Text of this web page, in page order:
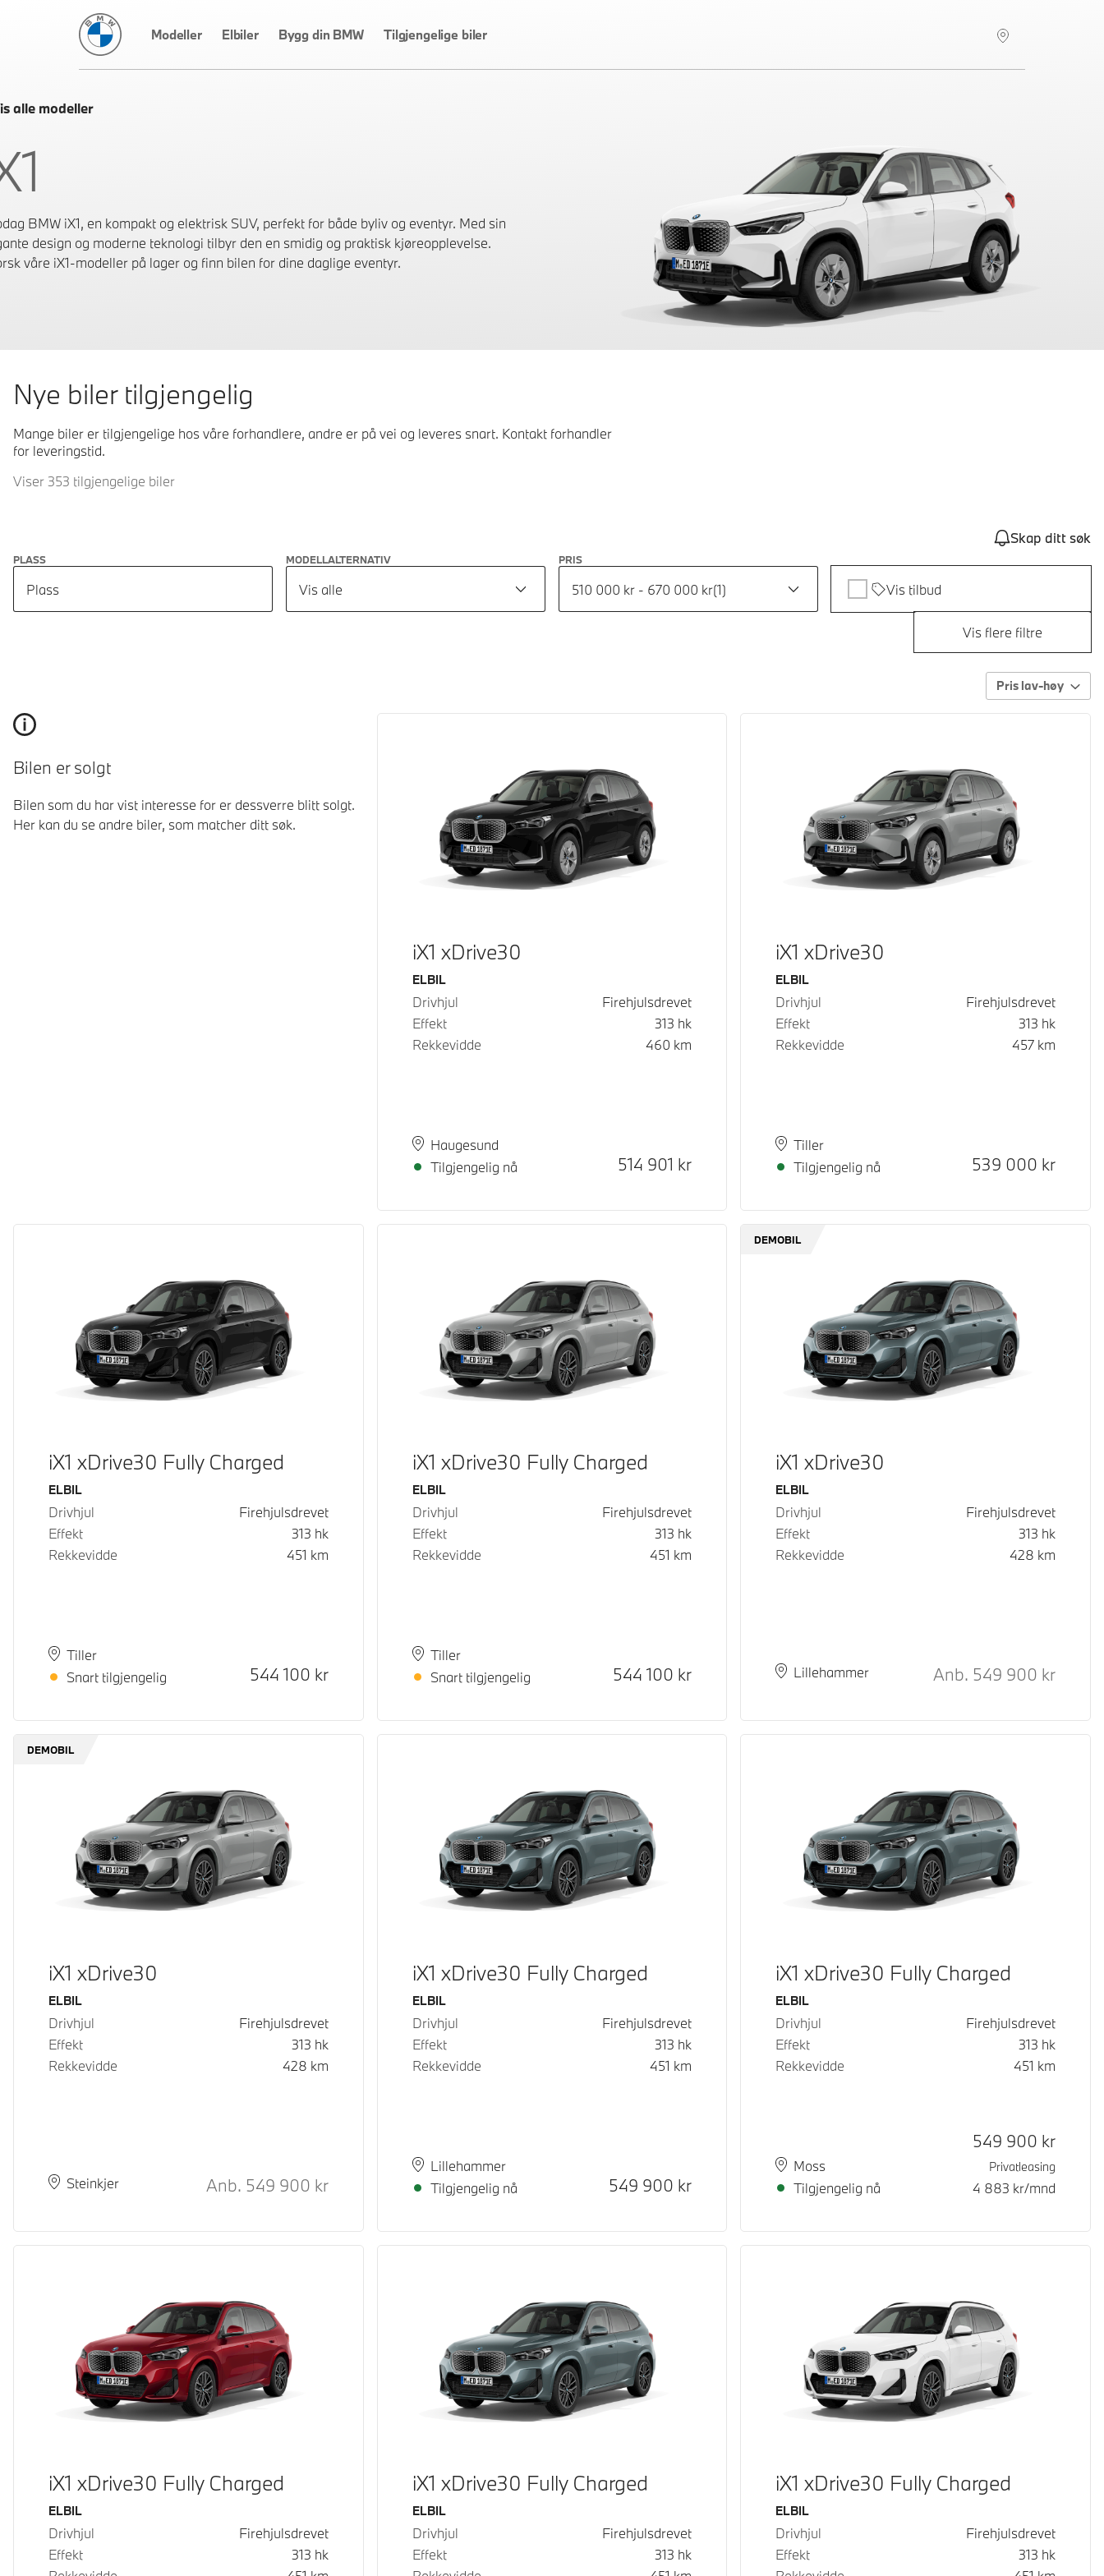
BMW Norge
Modeller Elbiler Bygg din BMW Tilgjengelige biler
alle modeller
BMW iX1, en kompakt og elektrisk SUV, perfekt for både byliv og eventyr. Med sin
design og moderne teknologi tilbyr den en smidig og praktisk kjøreopplevelse.
våre iX1-modeller på lager og finn bilen for dine daglige eventyr.
Nye biler tilgjengelig
Mange biler er tilgjengelige hos våre forhandlere, andre er på vei og leveres snart. Kontakt forhandler
for leveringstid.
Viser 353 tilgjengelige biler
Skap ditt søk
PLASS
Plass
MODELLALTERNATIV
Vis alle
PRIS
510 000 kr - 670 000 kr(1) Vis tilbud
Vis flere filtre
Pris lav-høy
Bilen er solgt
Bilen som du har vist interesse for er dessverre blitt solgt.
Her kan du se andre biler, som matcher ditt søk.
iX1 xDrive30
Drivstoff
ELBIL
Drivhjul
Firehjulsdrevet
Effekt
313 hk
Rekkevidde
460 km
PlassHaugesund
Leveringstid
Tilgjengelig nå
Kontantpris
514 901 kr
iX1 xDrive30
Drivstoff
ELBIL
Drivhjul
Firehjulsdrevet
Effekt
313 hk
Rekkevidde
457 km
PlassTiller
Leveringstid
Tilgjengelig nå
Kontantpris
539 000 kr
iX1 xDrive30 Fully Charged
Drivstoff
ELBIL
Drivhjul
Firehjulsdrevet
Effekt
313 hk
Rekkevidde
451 km
PlassTiller
Leveringstid
Snart tilgjengelig
Kontantpris
544 100 kr
iX1 xDrive30 Fully Charged
Drivstoff
ELBIL
Drivhjul
Firehjulsdrevet
Effekt
313 hk
Rekkevidde
451 km
PlassTiller
Leveringstid
Snart tilgjengelig
Kontantpris
544 100 kr
DEMOBIL
iX1 xDrive30
Drivstoff
ELBIL
Drivhjul
Firehjulsdrevet
Effekt
313 hk
Rekkevidde
428 km
PlassLillehammer
Leveringstid Kontantpris
Anb. 549 900 kr
DEMOBIL
iX1 xDrive30
Drivstoff
ELBIL
Drivhjul
Firehjulsdrevet
Effekt
313 hk
Rekkevidde
428 km
PlassSteinkjer
Leveringstid Kontantpris
Anb. 549 900 kr
iX1 xDrive30 Fully Charged
Drivstoff
ELBIL
Drivhjul
Firehjulsdrevet
Effekt
313 hk
Rekkevidde
451 km
PlassLillehammer
Leveringstid
Tilgjengelig nå
Kontantpris
549 900 kr
iX1 xDrive30 Fully Charged
Drivstoff
ELBIL
Drivhjul
Firehjulsdrevet
Effekt
313 hk
Rekkevidde
451 km
PlassMoss
Leveringstid
Tilgjengelig nå
Kontantpris
549 900 kr
Privatleasing
4 883 kr/mnd
iX1 xDrive30 Fully Charged
Drivstoff
ELBIL
Drivhjul
Firehjulsdrevet
Effekt
313 hk
iX1 xDrive30 Fully Charged
Drivstoff
ELBIL
Drivhjul
Firehjulsdrevet
Effekt
313 hk
iX1 xDrive30 Fully Charged
Drivstoff
ELBIL
Drivhjul
Firehjulsdrevet
Effekt
313 hk